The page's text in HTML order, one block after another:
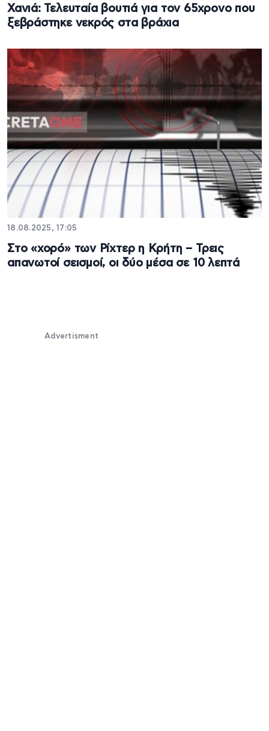
Χανιά: Τελευταία βουτιά για τον 65χρονο που
ξεβράστηκε νεκρός στα βράχια
18.08.2025, 17:05
Στο «χορό» των Ρίχτερ η Κρήτη – Τρεις
απανωτοί σεισμοί, οι δύο μέσα σε 10 λεπτά
Advertisment